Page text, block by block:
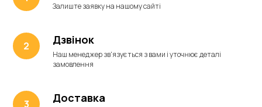
Залиште заявку на нашому сайті
Дзвінок
Наш менеджер зв'язується з вами і уточнює деталі
замовлення
Доставка